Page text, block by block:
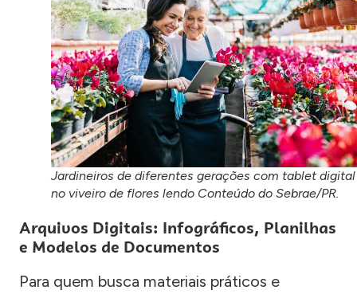
Jardineiros de diferentes gerações com tablet digital
no viveiro de flores lendo Conteúdo do Sebrae/PR.
Arquivos Digitais: Infográficos, Planilhas
e Modelos de Documentos
Para quem busca materiais práticos e